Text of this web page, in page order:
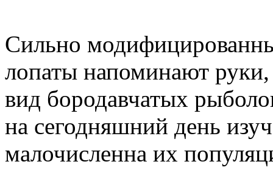
Сильно
лопаты напоминают руки,
вид бородавчатых
на сегодняшний день
малочисленна их